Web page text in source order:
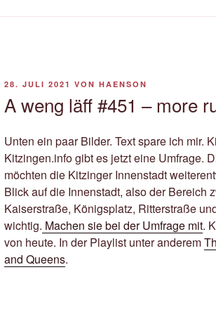
VERÖFFENTLICHT
28. JULI 2021 VON HAENSON
A weng läff #451 – more
Unten ein paar Bilder. Text spare ich mir.
Kitzingen.info gibt es jetzt eine Umfrage.
möchten die Kitzinger Innenstadt
Blick auf die Innenstadt, also der Bereich
Kaiserstraße, Königsplatz, Ritterstraße
wichtig. Machen sie bei der Umfrage mit.
von heute. In der Playlist unter anderem
and Queens.